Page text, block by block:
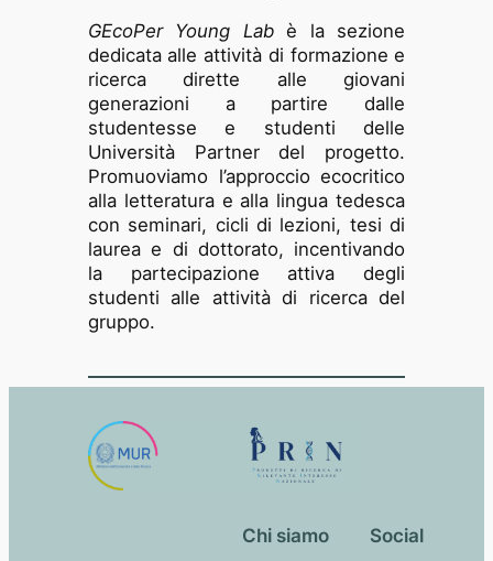
GEcoPer Young Labè la sezione
dedicata alle attività di formazione e
ricerca dirette alle giovani
generazioni a partire dalle
studentesse e studenti delle
Università Partner del progetto.
Promuoviamo l’approccio ecocritico
alla letteratura e alla lingua tedesca
con seminari, cicli di lezioni, tesi di
laurea e di dottorato, incentivando
la partecipazione attiva degli
studenti alle attività di ricerca del
gruppo.
Chi siamo Social